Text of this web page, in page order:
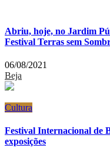
Abriu, hoje, no Jardim
Festival Terras sem
06/08/2021
Beja
Cultura
Festival Internacional de
exposições